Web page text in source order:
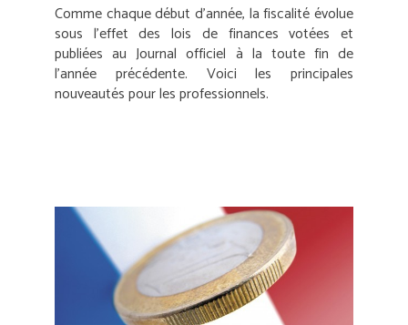
Comme chaque début d’année, la fiscalité évolue
sous l’effet des lois de finances votées et
publiées au Journal officiel à la toute fin de
l’année précédente. Voici les principales
nouveautés pour les professionnels.